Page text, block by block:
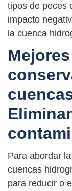
tipos de peces
impacto
la cuenca
Para abordar
cuencas
para reducir o